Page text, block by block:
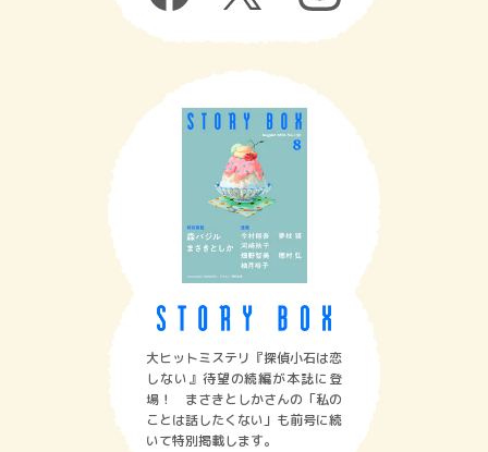
大ヒットミステリ『探偵小石は恋
しない』待望の続編が本誌に登
場！ まさきとしかさんの「私の
ことは話したくない」も前号に続
いて特別掲載します。